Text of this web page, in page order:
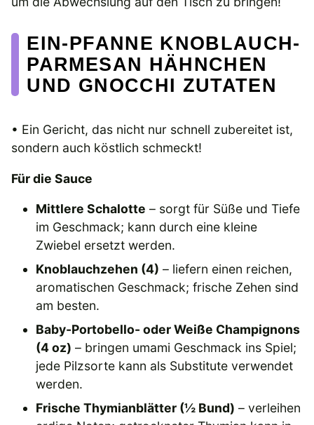
EIN-PFANNE KNOBLAUCH-
PARMESAN HÄHNCHEN
UND GNOCCHI ZUTATEN
• Ein Gericht, das nicht nur schnell zubereitet ist,
sondern auch köstlich schmeckt!
Für die Sauce
Mittlere Schalotte – sorgt für Süße und Tiefe
im Geschmack; kann durch eine kleine
Zwiebel ersetzt werden.
Knoblauchzehen (4) – liefern einen reichen,
aromatischen Geschmack; frische Zehen sind
am besten.
Baby-Portobello- oder Weiße Champignons
(4 oz) – bringen umami Geschmack ins Spiel;
jede Pilzsorte kann als Substitute verwendet
werden.
Frische Thymianblätter (½ Bund) – verleihen